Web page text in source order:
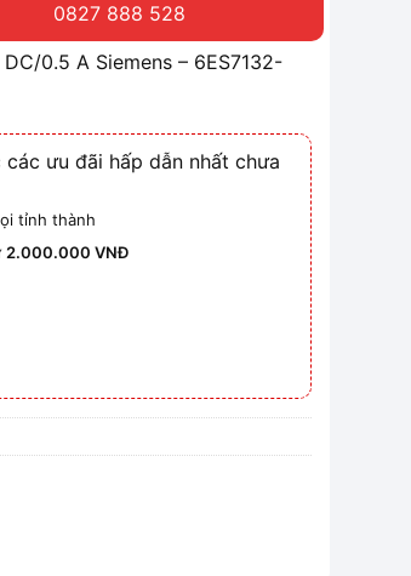
0827 888 528
0.5 A Siemens – 6ES7132-
ưu đãi hấp dẫn nhất chưa
tỉnh thành
2.000.000 VNĐ